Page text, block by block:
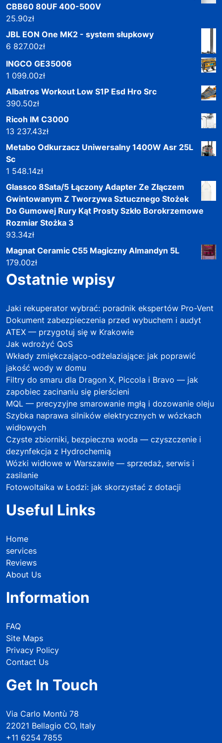
CBB60 80UF 400-500V
25.90zł
JBL EON One MK2 - system słupkowy
6 827.00zł
INGCO GE35006
1 099.00zł
Albatros Workout Low S1P Esd Hro Src
390.50zł
Ricoh IM C3000
13 237.43zł
Metabo Odkurzacz Uniwersalny 1400W Asr 25L
Sc
1 548.14zł
Glassco 8Sata/5 Łączony Adapter Ze Złączem
Gwintowanym Z Tworzywa Sztucznego Stożek
Do Gumowej Rury Kąt Prosty Szkło Borokrzemowe
Rozmiar Stożka 3
93.34zł
Magnat Ceramic C55 Magiczny Almandyn 5L
179.00zł
Ostatnie wpisy
Jaki rekuperator wybrać: poradnik ekspertów Pro-Vent
Dokument zabezpieczenia przed wybuchem i audyt
ATEX — przygotuj się w Krakowie
Jak wdrożyć QoS
Wkłady zmiękczająco-odżelaziające: jak poprawić
jakość wody w domu
Filtry do smaru dla Dragon X, Piccola i Bravo — jak
zapobiec zacinaniu się pierścieni
MQL — precyzyjne smarowanie mgłą i dozowanie oleju
Szybka naprawa silników elektrycznych w wózkach
widłowych
Czyste zbiorniki, bezpieczna woda — czyszczenie i
dezynfekcja z Hydrochemią
Wózki widłowe w Warszawie — sprzedaż, serwis i
zasilanie
Fotowoltaika w Łodzi: jak skorzystać z dotacji
Useful Links
Home
services
Reviews
About Us
Information
FAQ
Site Maps
Privacy Policy
Contact Us
Get In Touch
Via Carlo Montù 78
22021 Bellagio CO, Italy
+11 6254 7855